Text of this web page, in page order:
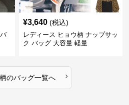
¥3,640 (税込)
レディース ヒョウ柄 ナップサッ
ク バッグ 大容量 軽量
のバッグ一覧へ ›